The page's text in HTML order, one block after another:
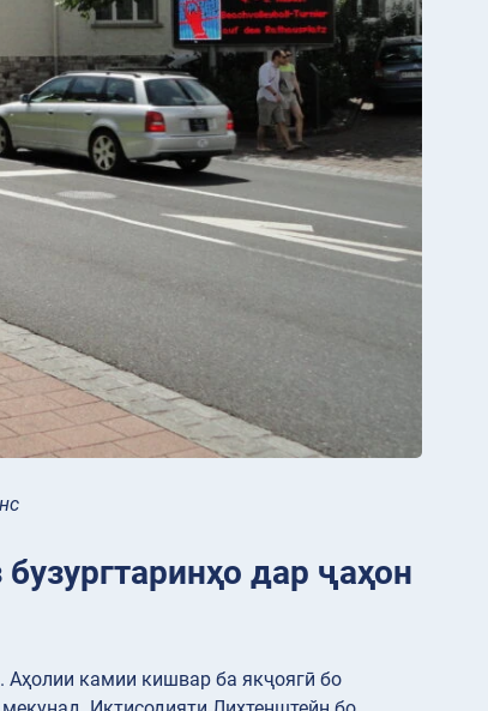
дар ҷаҳон
Аҳолии камии кишвар ба якҷоягӣ бо